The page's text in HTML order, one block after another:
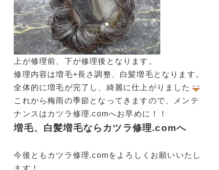
上が修理前、下が修理後となります。
修理内容は増毛+長さ調整、白髪増毛となります。
全体的に増毛が完了し、綺麗に仕上がりました
これから梅雨の季節となってきますので、メンテ
ナンスはカツラ修理.comへお早めに！！
増毛、白髪増毛ならカツラ修理.comへ
今後ともカツラ修理.comをよろしくお願いいたし
ます！